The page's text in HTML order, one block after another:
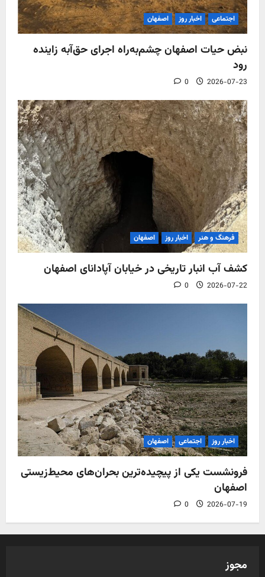
اجتماعی اخبار روز اصفهان
نبض حیات اصفهان چشم‌به‌راه اجرای حق‌آبه زاینده
رود
2026-07-23
0
فرهنگ و هنر اخبار روز اصفهان
کشف آب‌ انبار تاریخی در خیابان آپادانای اصفهان
2026-07-22
0
اخبار روز اجتماعی اصفهان
فرونشست یکی از پیچیده‌ترین بحران‌های محیط‌زیستی
اصفهان
2026-07-19
0
مجوز